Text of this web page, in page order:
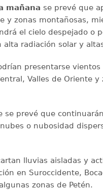
mañana se prevé que
y zonas montañosas,
el cielo despejado o
alta radiación solar y
presentarse
Valles de Oriente y
se prevé que
o nubosidad
lluvias aisladas y
en Suroccidente,
zonas de Petén.